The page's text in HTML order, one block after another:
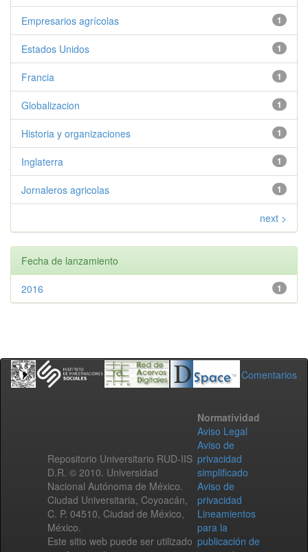
1
Empresarios agrícolas
1
Estados Unidos
1
Francia
1
Globalizacion
1
Historia y organizaciones
1
Inglaterra
1
Jornaleros agricolas
next >
Fecha de lanzamiento
1
2016
Comentarios
Repositorio Universitario RUD-IIS
D.R. © 2010. Universidad
Nacional Autónoma de México.
Ciudad Universitaria, Coyoacán,
C. P. 04510, Ciudad de México,
México.
Este sitio web puede ser utilizado
Normatividad
Aviso Legal
Aviso de
privacidad
simplificado
Aviso de
privacidad
Lineamientos
para la
publicación de